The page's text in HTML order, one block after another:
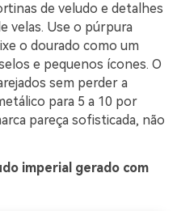
de veludo e detalhes
velas. Use o púrpura
o dourado como um
e pequenos ícones. O
sem perder a
para 5 a 10 por
pareça sofisticada, não
imperial gerado com